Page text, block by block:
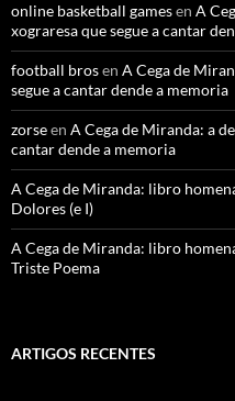
online basketball gamesen A
xograresa que segue a cantar
football brosen A Cega de
segue a cantar dende a memoria
zorseen A Cega de Miranda: a
cantar dende a memoria
A Cega de Miranda: libro
Dolores (e I)
A Cega de Miranda: libro
Triste Poema
ARTIGOS RECENTES